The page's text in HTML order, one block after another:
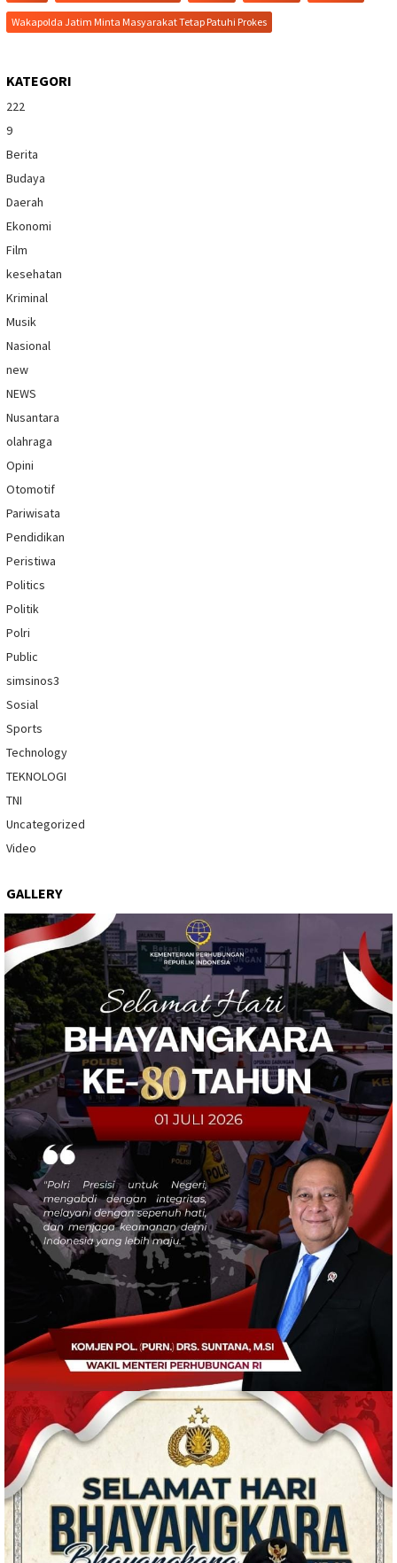
Wakapolda Jatim Minta Masyarakat Tetap Patuhi Prokes
KATEGORI
222
9
Berita
Budaya
Daerah
Ekonomi
Film
kesehatan
Kriminal
Musik
Nasional
new
NEWS
Nusantara
olahraga
Opini
Otomotif
Pariwisata
Pendidikan
Peristiwa
Politics
Politik
Polri
Public
simsinos3
Sosial
Sports
Technology
TEKNOLOGI
TNI
Uncategorized
Video
GALLERY